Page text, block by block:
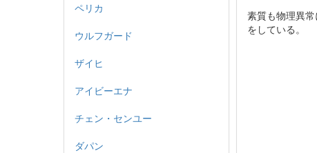
ペリカ
ウルフガード
ザイヒ
アイビーエナ
チェン・センユー
ダパン
素質も物理異
をしている。